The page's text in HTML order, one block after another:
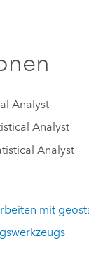
Analyst
Analyst
Analyst
mit